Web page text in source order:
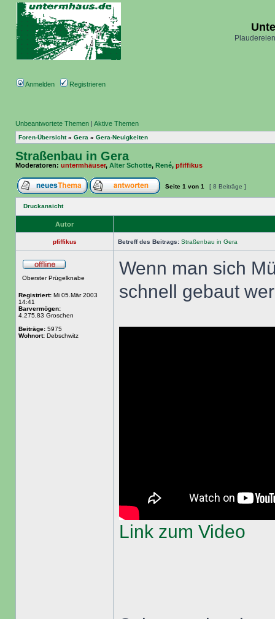
Anmelden Registrieren
Unbeantwortete Themen | Aktive Themen
Foren-Übersicht» Gera » Gera-Neuigkeiten
Straßenbau in Gera
Moderatoren: untermhäuser, Alter Schotte, René, pfiffikus
Seite 1 von 1 [ 8 Beiträge ]
Druckansicht
Autor
pfiffikus Betreff des Beitrags: Straßenbau in Gera
Oberster Prügelknabe
Registriert: Mi 05.Mär 2003
14:41
Barvermögen:
4.275,83 Groschen
Beiträge: 5975
Wohnort: Debschwitz
Wenn man sich
schnell gebaut
Link zum Video